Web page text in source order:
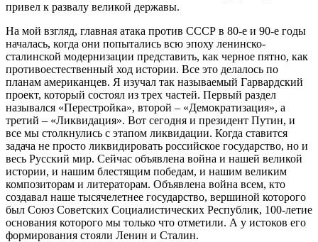
привел к развалу великой державы.
На мой взгляд, главная атака против СССР в 80-е и 90-е годы
началась, когда они попытались всю эпоху ленинско-
сталинской модернизации представить, как черное пятно, как
противоестественный ход истории. Все это делалось по
планам американцев. Я изучал так называемый Гарвардский
проект, который состоял из трех частей. Первый раздел
назывался «Перестройка», второй – «Демократизация», а
третий – «Ликвидация». Вот сегодня и президент Путин, и
все мы столкнулись с этапом ликвидации. Когда ставится
задача не просто ликвидировать российское государство, но и
весь Русский мир. Сейчас объявлена война и нашей великой
истории, и нашим блестящим победам, и нашим великим
композиторам и литераторам. Объявлена война всем, кто
создавал наше тысячелетнее государство, вершиной которого
был Союз Советских Социалистических Республик, 100-летие
основания которого мы только что отметили. А у истоков его
формирования стояли Ленин и Сталин.